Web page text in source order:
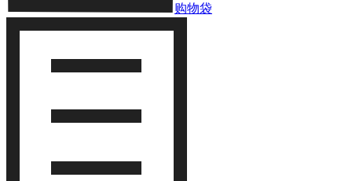
购物袋